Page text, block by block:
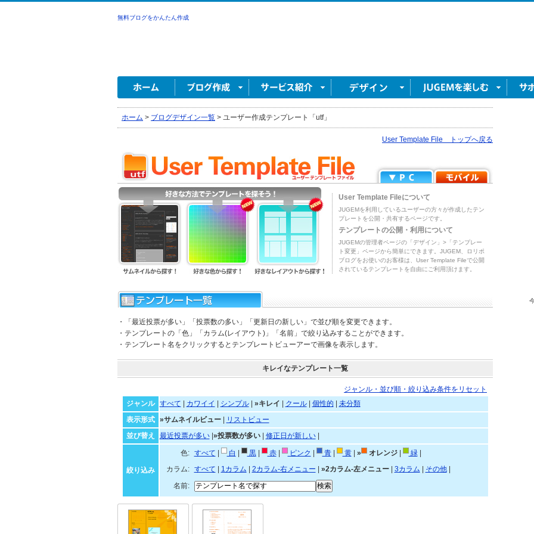
無料ブログをかんたん作成
ホーム > ブログデザイン一覧 > ユーザー作成テンプレート「utf」
User Template File トップへ戻る
User Template Fileについて
JUGEMを利用しているユーザーの方々が作成したテン
プレートを公開・共有するページです。
テンプレートの公開・利用について
JUGEMの管理者ページの「デザイン」>「テンプレー
ト変更」ページから簡単にできます。JUGEM、ロリポ
ブログをお使いのお客様は、User Template Fileで公開
されているテンプレートを自由にご利用頂けます。
・「最近投票が多い」「投票数の多い」「更新日の新しい」で並び順を変更できます。
・テンプレートの「色」「カラム(レイアウト)」「名前」で絞り込みすることができます。
・テンプレート名をクリックするとテンプレートビューアーで画像を表示します。
キレイなテンプレート一覧
ジャンル・並び順・絞り込み条件をリセット
ジャンル
すべて カワイイ シンプル| »キレイ クール| 個性的
未分類
表示形式
»サムネイルビュー|
リストビュー
並び替え
最近投票が多い| »投票数が多い| 修正日が新しい|
絞り込み
色: すべて 白 黒| 赤| ピンク 青| 黄| » オレンジ| 緑|
カラム:
すべて 1カラム 2カラム-右メニュー »2カラム-左メニュー| 3カラム その他|
名前: